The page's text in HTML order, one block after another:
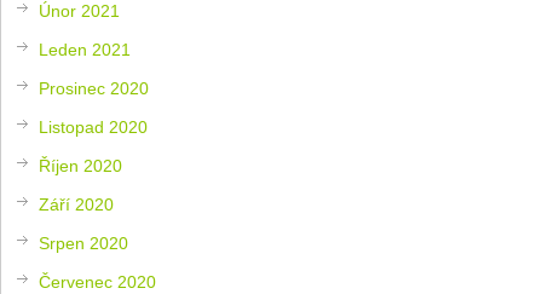
Únor 2021
Leden 2021
Prosinec 2020
Listopad 2020
Říjen 2020
Září 2020
Srpen 2020
Červenec 2020